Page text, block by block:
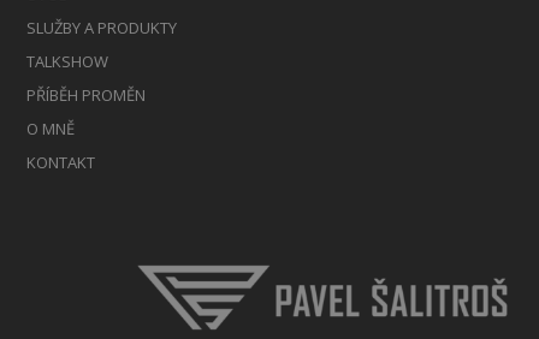
SLUŽBY A PRODUKTY
TALKSHOW
PŘÍBĚH PROMĚN
O MNĚ
KONTAKT